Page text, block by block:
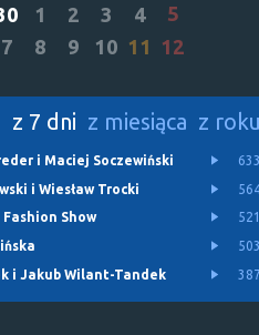
1 2 3 4
5
7 8 9 10 11 12
z 7 dni z miesiąca z
i Maciej Soczewiński
i Wiesław Trocki
Show
i Jakub Wilant-Tandek